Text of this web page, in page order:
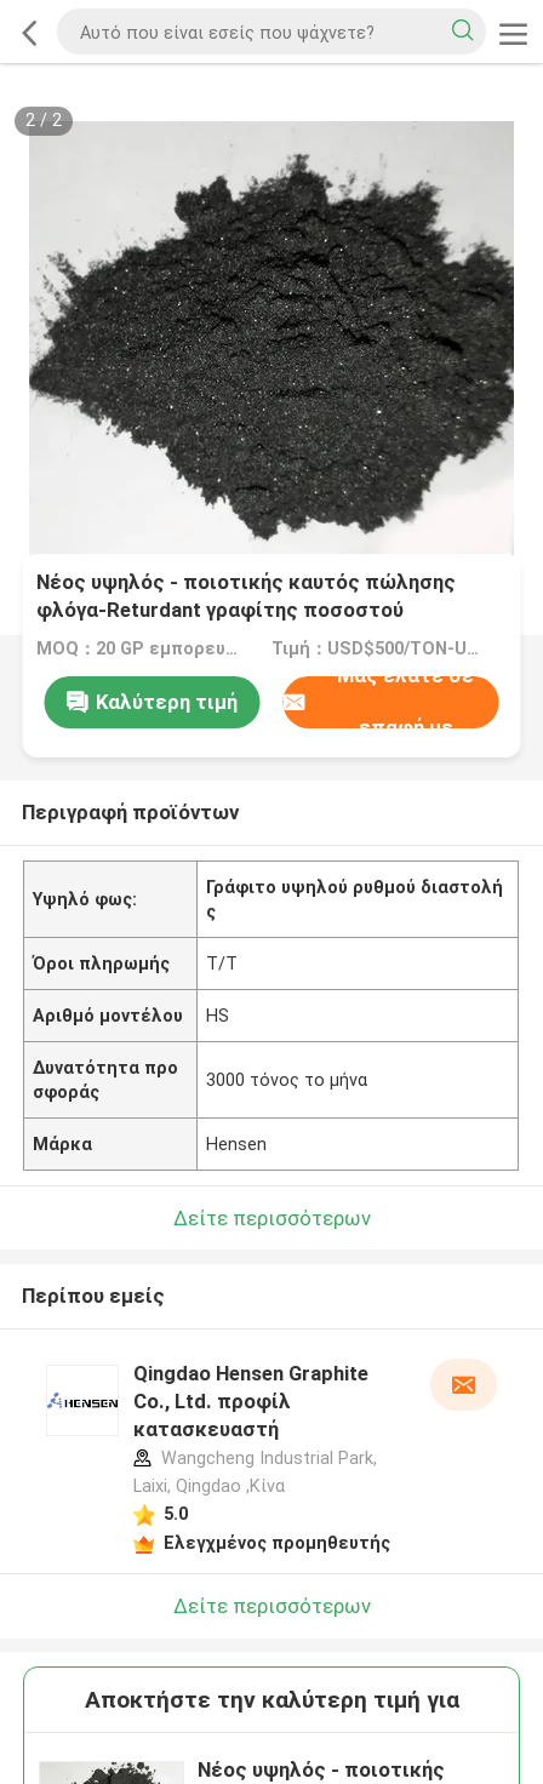
2/ 2
Νέος υψηλός - ποιοτικής καυτός πώλησης
φλόγα-Returdant γραφίτης ποσοστού
επέκτασης υλικών υψηλός
MOQ：20 GP εμπορευματοκιβώτιο Τιμή：USD$500/TON-USD$3000/TON
Καλύτερη τιμή
Μας ελάτε σε
επαφή με
Περιγραφή προϊόντων
Υψηλό φως:
Γράφιτο υψηλού ρυθμού διαστολή
ς
Όροι πληρωμής T/T
Αριθμό μοντέλου HS
Δυνατότητα προ
σφοράς
3000 τόνος το μήνα
Μάρκα Hensen
Δείτε περισσότερων
Περίπου εμείς
Qingdao Hensen Graphite
Co., Ltd. προφίλ
κατασκευαστή
Wangcheng Industrial Park,
Laixi, Qingdao ,Κίνα
5.0
Ελεγχμένος προμηθευτής
Δείτε περισσότερων
Αποκτήστε την καλύτερη τιμή για
Νέος υψηλός - ποιοτικής